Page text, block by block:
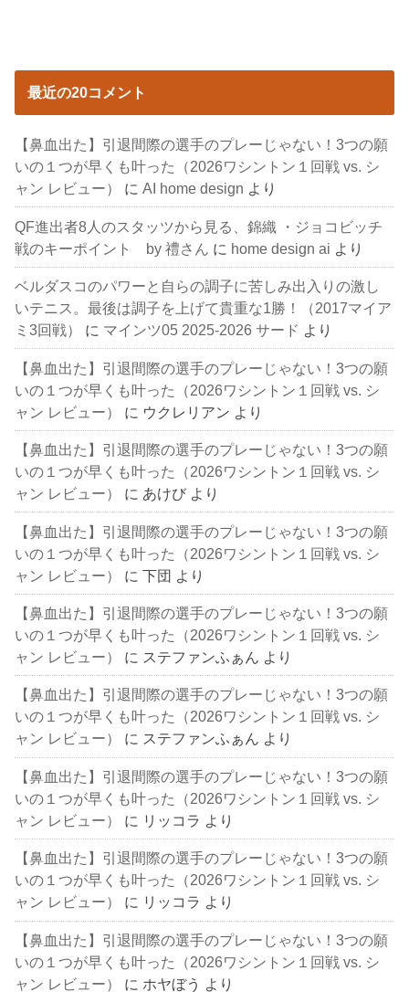
最近の20コメント
【鼻血出た】引退間際の選手のプレーじゃない！3つの願
いの１つが早くも叶った（2026ワシントン１回戦 vs. シ
ャン レビュー）
にAI home design より
QF進出者8人のスタッツから見る、錦織 ・ジョコビッチ
戦のキーポイント by 禮さん に home design ai より
ベルダスコのパワーと自らの調子に苦しみ出入りの激し
いテニス。最後は調子を上げて貴重な1勝！（2017マイア
ミ3回戦）
に マインツ05 2025-2026 サード より
【鼻血出た】引退間際の選手のプレーじゃない！3つの願
いの１つが早くも叶った（2026ワシントン１回戦 vs. シ
ャン レビュー）
に ウクレリアン より
【鼻血出た】引退間際の選手のプレーじゃない！3つの願
いの１つが早くも叶った（2026ワシントン１回戦 vs. シ
ャン レビュー）
に あけび より
【鼻血出た】引退間際の選手のプレーじゃない！3つの願
いの１つが早くも叶った（2026ワシントン１回戦 vs. シ
ャン レビュー）
に下団 より
【鼻血出た】引退間際の選手のプレーじゃない！3つの願
いの１つが早くも叶った（2026ワシントン１回戦 vs. シ
ャン レビュー）
に ステファンふぁん より
【鼻血出た】引退間際の選手のプレーじゃない！3つの願
いの１つが早くも叶った（2026ワシントン１回戦 vs. シ
ャン レビュー）
に ステファンふぁん より
【鼻血出た】引退間際の選手のプレーじゃない！3つの願
いの１つが早くも叶った（2026ワシントン１回戦 vs. シ
ャン レビュー）
に リッコラ より
【鼻血出た】引退間際の選手のプレーじゃない！3つの願
いの１つが早くも叶った（2026ワシントン１回戦 vs. シ
ャン レビュー）
に リッコラ より
【鼻血出た】引退間際の選手のプレーじゃない！3つの願
いの１つが早くも叶った（2026ワシントン１回戦 vs. シ
ャン レビュー）
に ホヤぼう より